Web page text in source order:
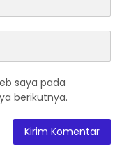
saya pada
berikutnya.